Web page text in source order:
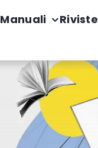
Manuali Riviste